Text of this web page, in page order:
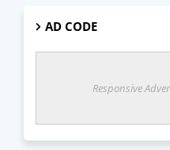
AD CODE
Responsive